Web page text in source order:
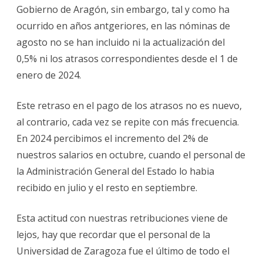
Gobierno de Aragón, sin embargo, tal y como ha
ocurrido en años antgeriores, en las nóminas de
agosto no se han incluido ni la actualización del
0,5% ni los atrasos correspondientes desde el 1 de
enero de 2024.
Este retraso en el pago de los atrasos no es nuevo,
al contrario, cada vez se repite con más frecuencia.
En 2024 percibimos el incremento del 2% de
nuestros salarios en octubre, cuando el personal de
la Administración General del Estado lo habia
recibido en julio y el resto en septiembre.
Esta actitud con nuestras retribuciones viene de
lejos, hay que recordar que el personal de la
Universidad de Zaragoza fue el último de todo el